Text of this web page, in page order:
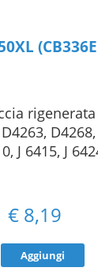
D4268,
J 6415, J
€ 8,19
Aggiungi